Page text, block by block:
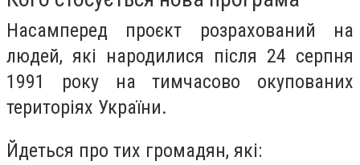
Насамперед проєкт розрахований на
людей, які народилися після 24 серпня
1991 року на тимчасово окупованих
територіях України.
Йдеться про тих громадян, які: